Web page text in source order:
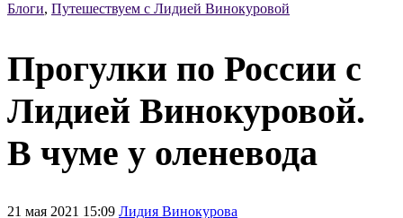
Блоги, Путешествуем с Лидией Винокуровой
Прогулки по России с
Лидией Винокуровой.
В чуме у оленевода
21 мая 2021 15:09 Лидия Винокурова